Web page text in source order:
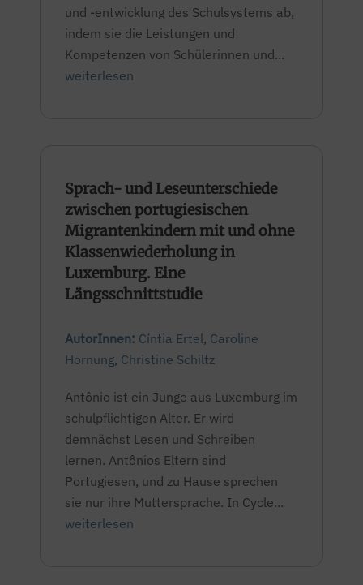
und -entwicklung des Schulsystems ab,
indem sie die Leistungen und
Kompetenzen von Schülerinnen und...
weiterlesen
Sprach- und Leseunterschiede
zwischen portugiesischen
Migrantenkindern mit und ohne
Klassenwiederholung in
Luxemburg. Eine
Längsschnittstudie
AutorInnen: Cíntia Ertel, Caroline
Hornung, Christine Schiltz
Antônio ist ein Junge aus Luxemburg im
schulpflichtigen Alter. Er wird
demnächst Lesen und Schreiben
lernen. Antônios Eltern sind
Portugiesen, und zu Hause sprechen
sie nur ihre Muttersprache. In Cycle...
weiterlesen